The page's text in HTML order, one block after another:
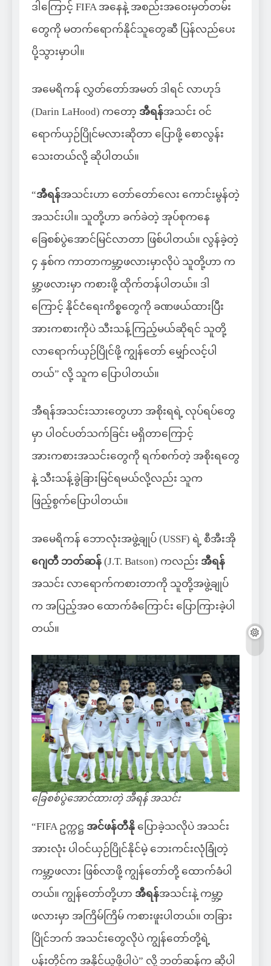
ဒါကြောင့် FIFA အနေနဲ့ အစည်းအဝေးမှတ်တမ်း
တွေကို မတက်ရောက်နိုင်သူတွေဆီ ပြန်လည်ပေး
ပို့သွားမှာပါ။
အမေရိကန် လွှတ်တော်အမတ် ဒါရင် လာဟုဒ်
(Darin LaHood) ကတော့ အီရန်အသင်း ဝင်
ရောက်ယှဉ်ပြိုင်မလားဆိုတာ ပြောဖို့ စောလွန်း
သေးတယ်လို့ ဆိုပါတယ်။
“အီရန်အသင်းဟာ တော်တော်လေး ကောင်းမွန်တဲ့
အသင်းပါ။ သူတို့ဟာ ခက်ခဲတဲ့ အုပ်စုကနေ
ခြေစစ်ပွဲအောင်မြင်လာတာ ဖြစ်ပါတယ်။ လွန်ခဲ့တဲ့
၄ နှစ်က ကာတာကမ္ဘာ့ဖလားမှာလိုပဲ သူတို့ဟာ က
မ္ဘာ့ဖလားမှာ ကစားဖို့ ထိုက်တန်ပါတယ်။ ဒါ
ကြောင့် နိုင်ငံရေးကိစ္စတွေကို ခဏဖယ်ထားပြီး
အားကစားကိုပဲ သီးသန့်ကြည့်မယ်ဆိုရင် သူတို့
လာရောက်ယှဉ်ပြိုင်ဖို့ ကျွန်တော် မျှော်လင့်ပါ
တယ်” လို့ သူက ပြောပါတယ်။
အီရန်အသင်းသားတွေဟာ အစိုးရရဲ့ လုပ်ရပ်တွေ
မှာ ပါဝင်ပတ်သက်ခြင်း မရှိတာကြောင့်
အားကစားအသင်းတွေကို ရက်စက်တဲ့ အစိုးရတွေ
နဲ့ သီးသန့်ခွဲခြားမြင်ရမယ်လို့လည်း သူက
ဖြည့်စွက်ပြောပါတယ်။
အမေရိကန် ဘောလုံးအဖွဲ့ချုပ် (USSF) ရဲ့ စီအီးအို
ဂျေတီ ဘတ်ဆန် (J.T. Batson) ကလည်း အီရန်
အသင်း လာရောက်ကစားတာကို သူတို့အဖွဲ့ချုပ်
က အပြည့်အဝ ထောက်ခံကြောင်း ပြောကြားခဲ့ပါ
တယ်။
ခြေစစ်ပွဲအောင်ထားတဲ့ အီရန် အသင်း
“FIFA ဥက္ကဋ္ဌ အင်ဖန်တီနို ပြောခဲ့သလိုပဲ အသင်း
အားလုံး ပါဝင်ယှဉ်ပြိုင်နိုင်မဲ့ ဘေးကင်းလုံခြုံတဲ့
ကမ္ဘာ့ဖလား ဖြစ်လာဖို့ ကျွန်တော်တို့ ထောက်ခံပါ
တယ်။ ကျွန်တော်တို့ဟာ အီရန်အသင်းနဲ့ ကမ္ဘာ့
ဖလားမှာ အကြိမ်ကြိမ် ကစားဖူးပါတယ်။ တခြား
ပြိုင်ဘက် အသင်းတွေလိုပဲ ကျွန်တော်တို့ရဲ့
ပန်းတိုင်က အနိုင်ယူဖို့ပါပဲ” လို့ ဘတ်ဆန်က ဆိုပါ